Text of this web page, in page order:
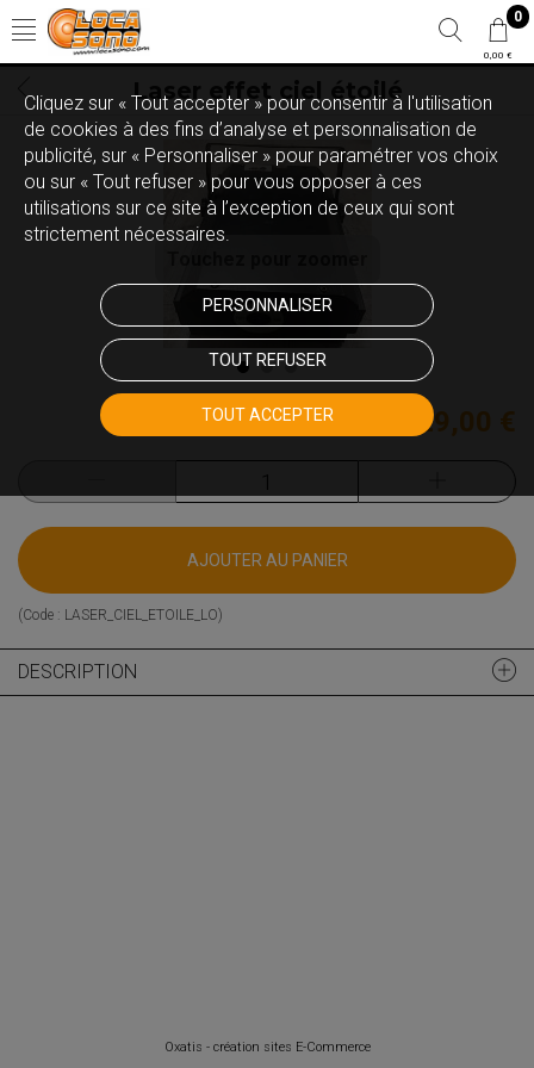
0
0,00 €
Laser effet ciel étoilé
29,00 €
AJOUTER AU PANIER
(Code : LASER_CIEL_ETOILE_LO)
DESCRIPTION
Cliquez sur « Tout accepter » pour consentir à l'utilisation
de cookies à des fins d’analyse et personnalisation de
publicité, sur « Personnaliser » pour paramétrer vos choix
ou sur « Tout refuser » pour vous opposer à ces
utilisations sur ce site à l’exception de ceux qui sont
strictement nécessaires.
PERSONNALISER
TOUT REFUSER
TOUT ACCEPTER
Oxatis - création sites E-Commerce